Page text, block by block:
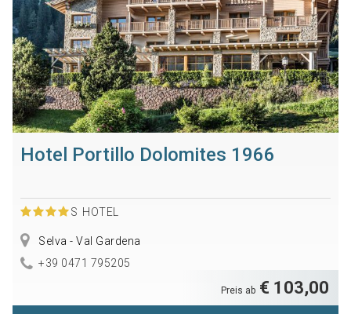
Hotel Portillo Dolomites 1966
S HOTEL
Selva - Val Gardena
+39 0471 795205
Preis ab € 103,00